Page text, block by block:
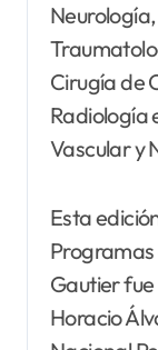
Cirugía de
Radiología
Vascular y
Esta
Programas
Gautier
Horacio